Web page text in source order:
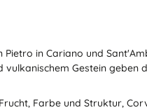
in Cariano und
Gestein
Farbe und Struktur,